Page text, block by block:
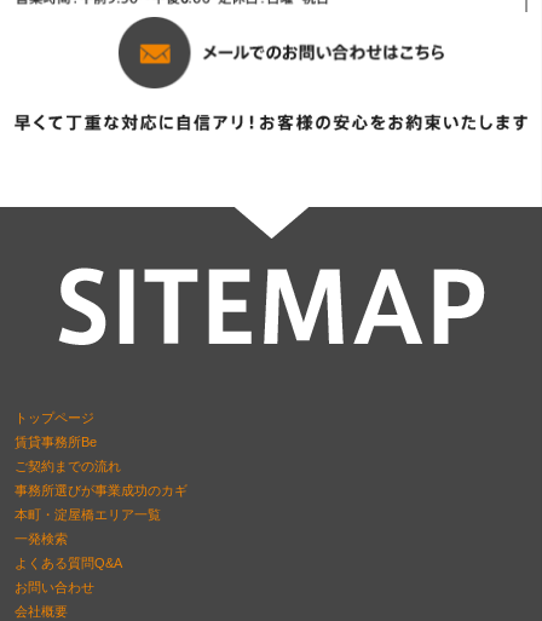
トップページ
賃貸事務所Be
ご契約までの流れ
事務所選びが事業成功のカギ
本町・淀屋橋エリア一覧
一発検索
よくある質問Q&A
お問い合わせ
会社概要